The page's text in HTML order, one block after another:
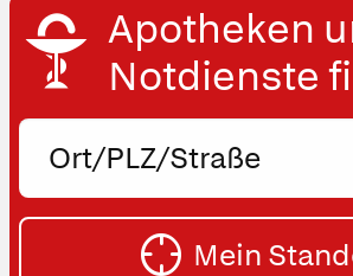
Apotheken
Notdienste
Ort,
oder
Straße
Mein